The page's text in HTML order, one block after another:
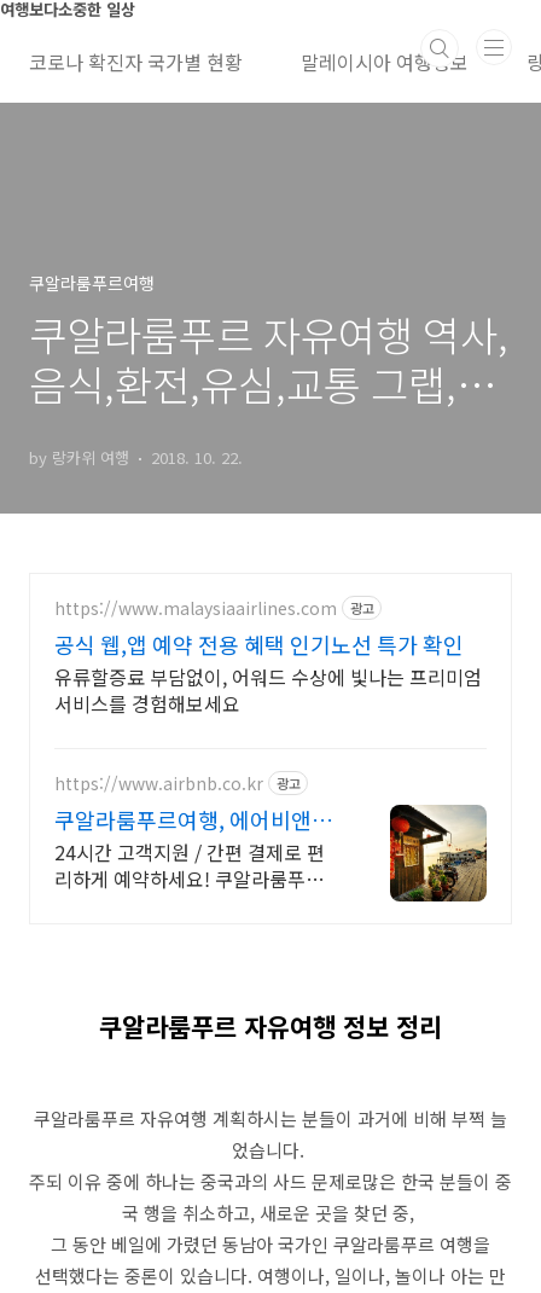
본문 바로가기
여행보다소중한 일상
코로나 확진자 국가별 현황 말레이시아 여행정보
쿠알라룸푸르여행
쿠알라룸푸르 자유여행 역사,
음식,환전,유심,교통 그랩,맛
by 랑카위 여행 2018. 10. 22.
https://www.malaysiaairlines.com 광고
공식 웹,앱 예약 전용 혜택 인기노선 특가 확인
유류할증료 부담없이, 어워드 수상에 빛나는 프리미엄
서비스를 경험해보세요
https://www.airbnb.co.kr 광고
쿠알라룸푸르여행, 에어비앤비
쿠알라룸푸르여행도 우리집처
럼
24시간 고객지원 / 간편 결제로 편
리하게 예약하세요! 쿠알라룸푸르자
쿠알라룸푸르 자유여행 정보 정리
쿠알라룸푸르 자유여행 계획하시는 분들이 과거에 비해 부쩍 늘
었습니다.
주되 이유 중에 하나는 중국과의 사드 문제로많은 한국 분들이 중
국 행을 취소하고, 새로운 곳을 찾던 중,
그 동안 베일에 가렸던 동남아 국가인 쿠알라룸푸르 여행을
선택했다는 중론이 있습니다. 여행이나, 일이나, 놀이나 아는 만